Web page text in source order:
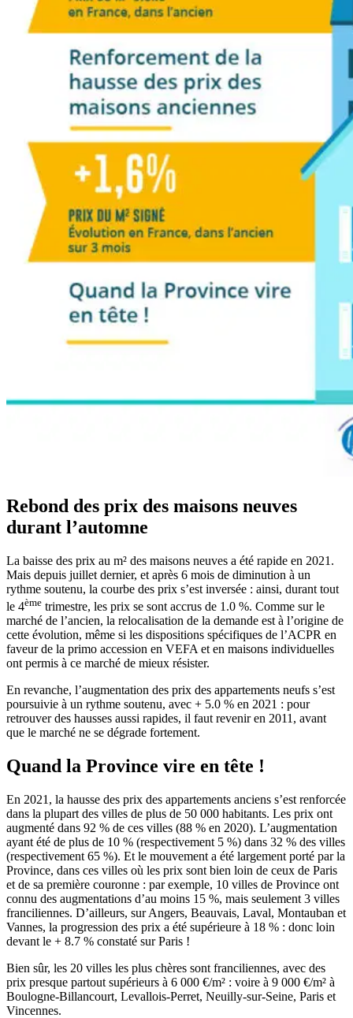
Rebond des prix des maisons neuves
durant l’automne
La baisse des prix au m² des maisons neuves a été rapide en 2021.
Mais depuis juillet dernier, et après 6 mois de diminution à un
rythme soutenu, la courbe des prix s’est inversée : ainsi, durant tout
le 4ème trimestre, les prix se sont accrus de 1.0 %. Comme sur le
marché de l’ancien, la relocalisation de la demande est à l’origine de
cette évolution, même si les dispositions spécifiques de l’ACPR en
faveur de la primo accession en VEFA et en maisons individuelles
ont permis à ce marché de mieux résister.
En revanche, l’augmentation des prix des appartements neufs s’est
poursuivie à un rythme soutenu, avec + 5.0 % en 2021 : pour
retrouver des hausses aussi rapides, il faut revenir en 2011, avant
que le marché ne se dégrade fortement.
Quand la Province vire en tête !
En 2021, la hausse des prix des appartements anciens s’est renforcée
dans la plupart des villes de plus de 50 000 habitants. Les prix ont
augmenté dans 92 % de ces villes (88 % en 2020). L’augmentation
ayant été de plus de 10 % (respectivement 5 %) dans 32 % des villes
(respectivement 65 %). Et le mouvement a été largement porté par la
Province, dans ces villes où les prix sont bien loin de ceux de Paris
et de sa première couronne : par exemple, 10 villes de Province ont
connu des augmentations d’au moins 15 %, mais seulement 3 villes
franciliennes. D’ailleurs, sur Angers, Beauvais, Laval, Montauban et
Vannes, la progression des prix a été supérieure à 18 % : donc loin
devant le + 8.7 % constaté sur Paris !
Bien sûr, les 20 villes les plus chères sont franciliennes, avec des
prix presque partout supérieurs à 6 000 €/m² : voire à 9 000 €/m² à
Boulogne-Billancourt, Levallois-Perret, Neuilly-sur-Seine, Paris et
Vincennes.